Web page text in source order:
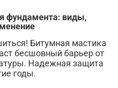
фундамента: виды,
Битумная мастика
бесшовный барьер от
Надежная защита
годы.